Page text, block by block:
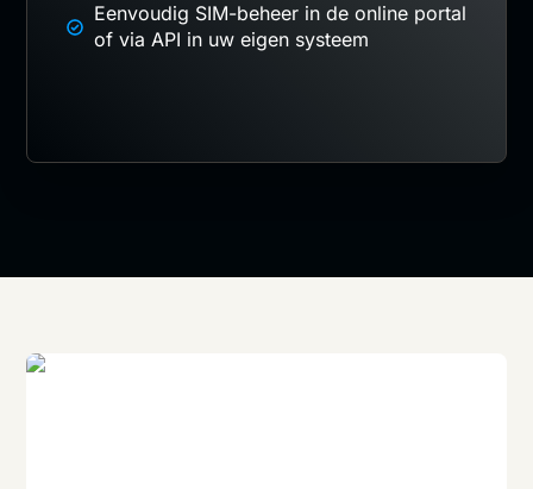
Eenvoudig SIM-beheer in de online portal
of via API in uw eigen systeem